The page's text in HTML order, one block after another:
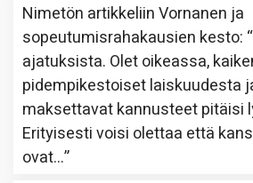
Nimetön artikkeliinVornanen ja
sopeutumisrahakausien kesto: “
ajatuksista. Olet oikeassa,
pidempikestoiset laiskuudesta
maksettavat kannusteet pitäisi
Erityisesti voisi olettaa että
ovat…”